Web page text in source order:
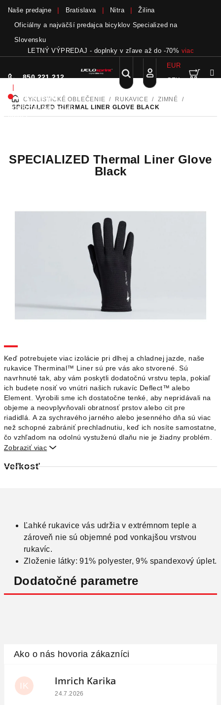
obsah
Naše predajne Bratislava Nitra
Žilina
Oficiálny a najväčší predajca bicyklov Specialized na
Slovensku
LETNÝ VÝPREDAJ - doplnky v zľave až do -70% viac
850 221 212
|
Nie sme pri
telefóne.Zanechať
odkaz
Hľadať
Prihlásenie
EUR
CZK
DOMOVCYKLISTICKÉ OBLEČENIE / RUKAVICE / ZIMNÉ
/
SPECIALIZED THERMAL LINER GLOVE BLACK
Keď potrebujete viac izolácie pri dlhej a chladnej jazde, naše
rukavice Therminal™ Liner sú pre vás ako stvorené. Sú
navrhnuté tak, aby vám poskytli dodatočnú vrstvu tepla, pokiaľ
ich budete nosiť vo vnútri našich rukavíc Deflect™ alebo
Element.
Vyrobili sme ich dostatočne tenké, aby nepridávali na
objeme a neovplyvňovali obratnosť prstov alebo cit pre
riadidlá.
A za sychravého jarného alebo jesenného dňa sú viac
než schopné zabrániť prechladnutiu, keď ich nosíte samostatne,
čo vzhľadom na odolnú vystuženú dlaňu nie je žiadny problém.
Zobraziť viac 
Veľkosť
SPECIALIZED Thermal Liner Glove
Black
Ľahké rukavice vás udržia v extrémnom teple a
zároveň nie sú objemné pod vonkajšou vrstvou
rukavíc.
Zloženie látky: 91% polyester, 9% spandexový úplet.
Dodatočné parametre
IK Imrich Karika
Hodnotenie obchodu je 5 z 5 hviezdičiek.
24.7.2026